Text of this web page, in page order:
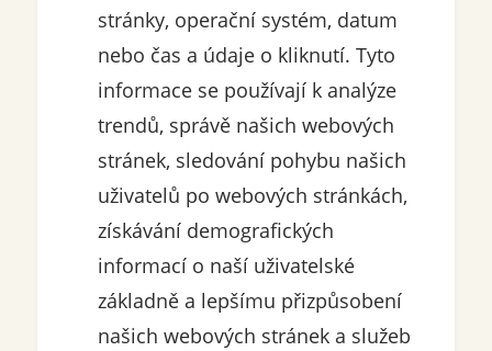
stránky, operační systém, datum
nebo čas a údaje o kliknutí. Tyto
informace se používají k analýze
trendů, správě našich webových
stránek, sledování pohybu našich
uživatelů po webových stránkách,
získávání demografických
informací o naší uživatelské
základně a lepšímu přizpůsobení
našich webových stránek a služeb